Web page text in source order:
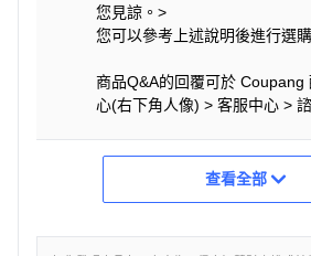
您見諒。>
您可以參考上述說明後進行選
商品Q&A的回覆可於 Coupang
心(右下角人像) > 客服中心 >
查看全部